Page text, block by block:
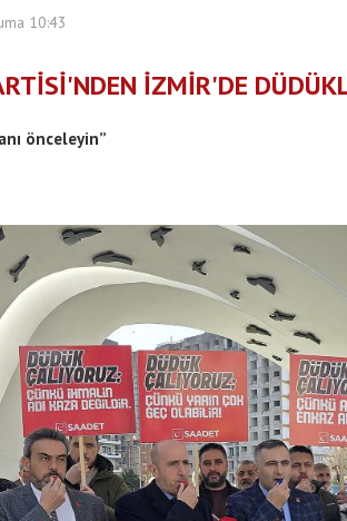
10:43
İZMİR'DE
önceleyin”